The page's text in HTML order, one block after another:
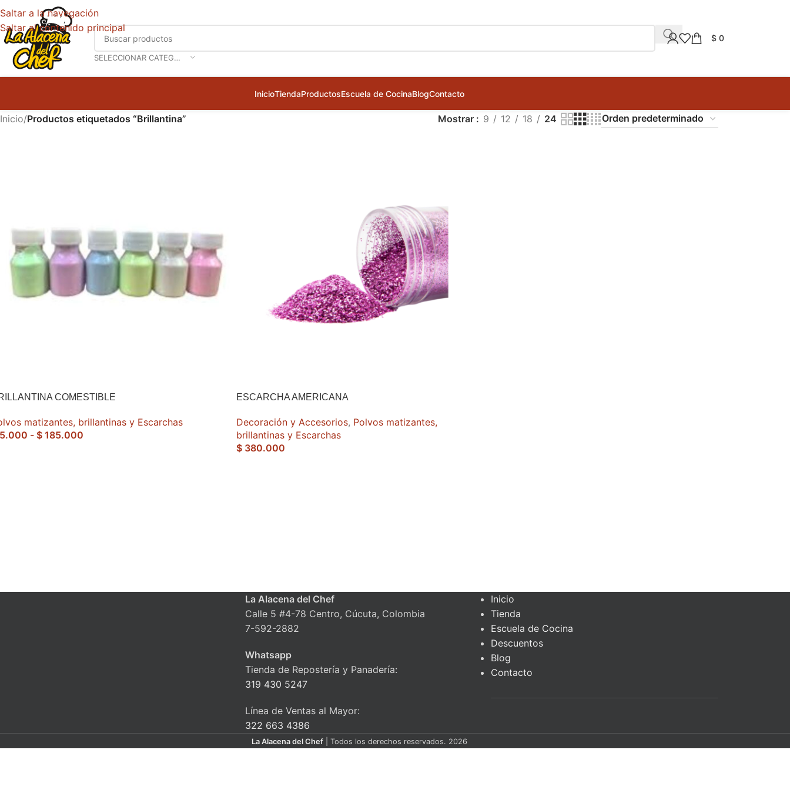
Saltar a la navegación
Saltar al contenido principal
SELECCIONAR CATEGORÍA
$ 0
InicioTiendaProductosEscuela de CocinaBlogContacto
Inicio/Productos etiquetados “Brillantina” Mostrar 9 12 18 24
COMESTIBLE
matizantes, brillantinas y Escarchas
- $ 185.000
ESCARCHA AMERICANA
Decoración y Accesorios, Polvos matizantes,
brillantinas y Escarchas
$ 380.000
La Alacena del Chef
Calle 5 #4-78 Centro, Cúcuta, Colombia
7-592-2882
Whatsapp
Tienda de Repostería y Panadería:
319 430 5247
Línea de Ventas al Mayor:
322 663 4386
Inicio
Tienda
Escuela de Cocina
Descuentos
Blog
Contacto
La Alacena del Chef | Todos los derechos reservados. 2026